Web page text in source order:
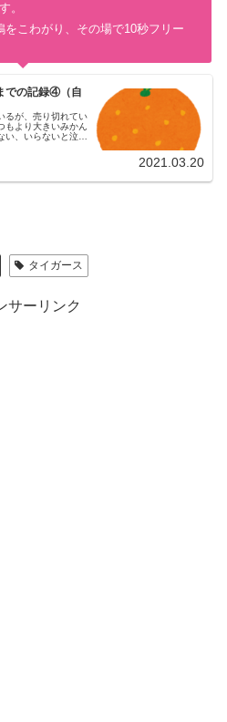
。
をこわがり、その場で10秒フリー
での記録④（自
るが、売り切れてい
もより大きいみかん
、いらないと泣き
2021.03.20
タイガース
サーリンク